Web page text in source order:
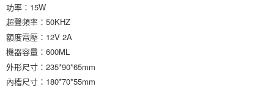
功率：15W
超聲頻率：50KHZ
額度電壓：12V 2A
機器容量：600ML
外形尺寸：235*90*65mm
內槽尺寸：180*70*55mm